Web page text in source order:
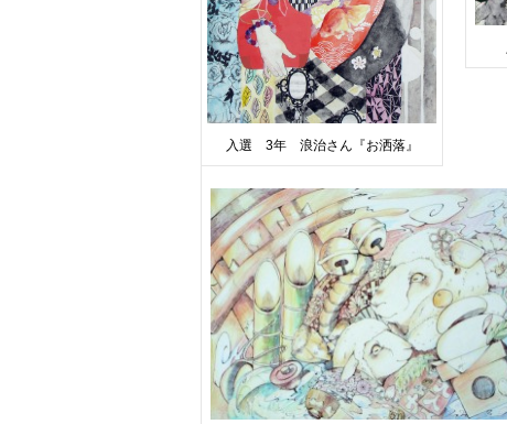
入選 3年 浪治さん『お洒落』